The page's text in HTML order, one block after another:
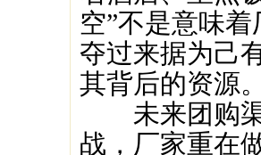
空”不是意味
夺过来据为己
其背后的资源
未来团购渠
战，厂家重在